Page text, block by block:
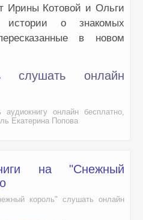
Ирины Котовой и Ольги
истории о знакомых
в новом
слушать онлайн
онлайн бесплатно,
Екатерина Попова
на "Снежный
король" слушать онлайн